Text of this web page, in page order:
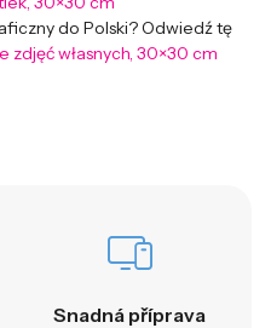
do Polski? Odwiedź tę
zdjęć własnych, 30×30 cm
Snadná příprava